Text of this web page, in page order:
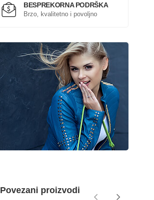
BESPREKORNA PODRŠKA
Brzo, kvalitetno i povoljno
Povezani proizvodi